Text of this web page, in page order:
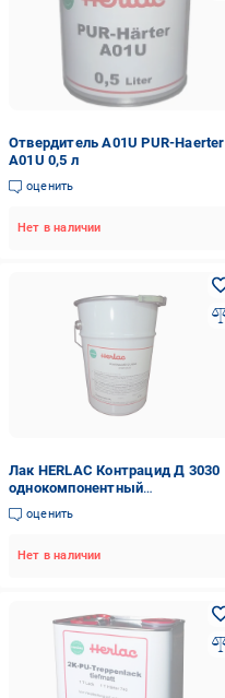
Отвердитель A01U PUR-Haerter
A01U 0,5 л
оценить
Нет в наличии
Лак HERLAC Контрацид Д 3030
однокомпонентный
шелковисто-матовый
полиуретановый для мебели 5 л
оценить
Нет в наличии